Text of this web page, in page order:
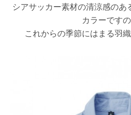
シアサッカー素材の清涼感の
カラーですの
これからの季節にはまる羽